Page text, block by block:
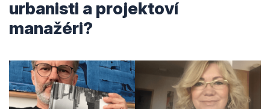
urbanisti a projektoví
manažéri?